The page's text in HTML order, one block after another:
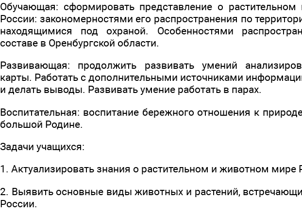
Обучающая: сформировать представление о
России: закономерностями его распространения по
находящимися под охраной. Особенностями
составе в Оренбургской области.
Развивающая: продолжить развивать умений
карты. Работать с дополнительными источниками
и делать выводы. Развивать умение работать в парах.
Воспитательная: воспитание бережного отношения к
большой Родине.
Задачи учащихся:
1. Актуализировать знания о растительном и животном мире
2. Выявить основные виды животных и растений,
России.